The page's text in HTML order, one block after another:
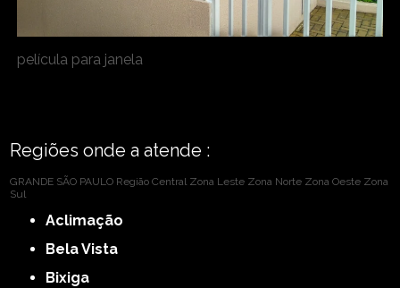
película para janela
Regiões onde a atende :
GRANDE SÃO PAULO Região Central Zona Leste Zona Norte Zona Oeste Zona
Sul
Aclimação
Bela Vista
Bixiga